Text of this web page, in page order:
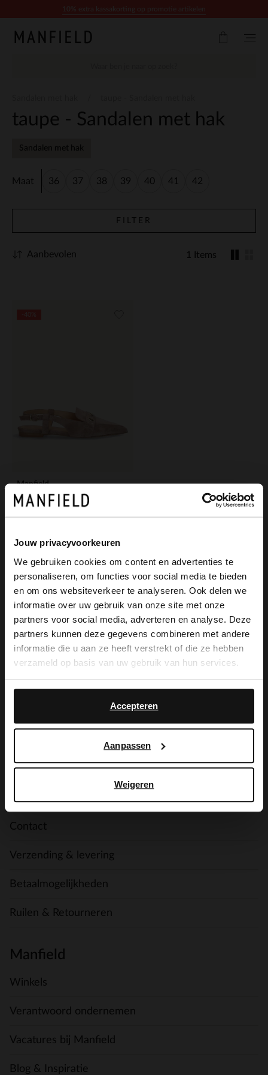
Jouw privacyvoorkeuren
We gebruiken cookies om content en advertenties te
personaliseren, om functies voor social media te bieden
en om ons websiteverkeer te analyseren. Ook delen we
informatie over uw gebruik van onze site met onze
partners voor social media, adverteren en analyse. Deze
partners kunnen deze gegevens combineren met andere
informatie die u aan ze heeft verstrekt of die ze hebben
verzameld op basis van uw gebruik van hun services.
Accepteren
Aanpassen
Weigeren
taupe - Sandalen met hak
Sandalen met hak
Maat 36 37 38 39 40 41 42
FILTER
1 Items
Aanbevolen
Manfield
Taupe suède slingbacks
129.98
77.99
De My Manfield
voordelen wachten
op je.
AANMELDEN MY MANFIELD
Meer over My Manfield
Service
Contact
Verzending & levering
Betaalmogelijkheden
Ruilen & Retourneren
Manfield
Winkels
Verantwoord ondernemen
Vacatures bij Manfield
Blog & Inspiratie
×
View this website in English?
It looks like your language isn't Dutch. Would
you like to switch to English?
English